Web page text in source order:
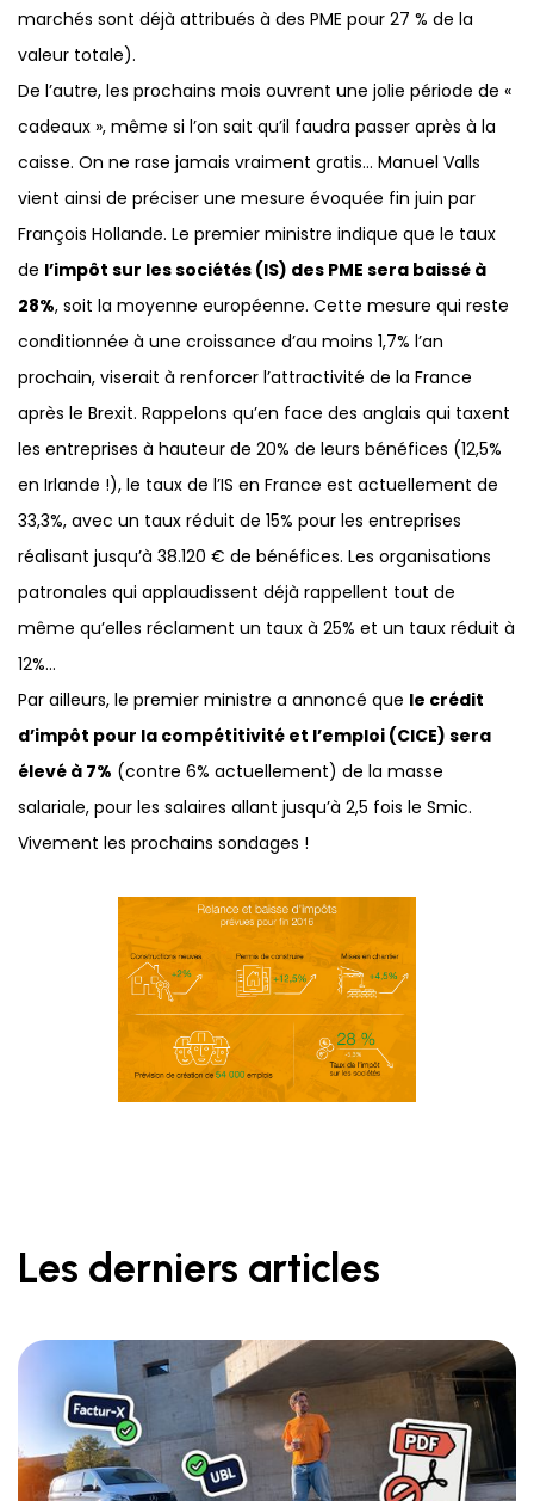
marchés sont déjà attribués à des PME pour 27 % de la
valeur totale).
De l’autre, les prochains mois ouvrent une jolie période de «
cadeaux », même si l’on sait qu’il faudra passer après à la
caisse. On ne rase jamais vraiment gratis… Manuel Valls
vient ainsi de préciser une mesure évoquée fin juin par
François Hollande. Le premier ministre indique que le taux
de l’impôt sur les sociétés (IS) des PME sera baissé à
28%, soit la moyenne européenne. Cette mesure qui reste
conditionnée à une croissance d’au moins 1,7% l’an
prochain, viserait à renforcer l’attractivité de la France
après le Brexit. Rappelons qu’en face des anglais qui taxent
les entreprises à hauteur de 20% de leurs bénéfices (12,5%
en Irlande !), le taux de l’IS en France est actuellement de
33,3%, avec un taux réduit de 15% pour les entreprises
réalisant jusqu’à 38.120 € de bénéfices. Les organisations
patronales qui applaudissent déjà rappellent tout de
même qu’elles réclament un taux à 25% et un taux réduit à
12%...
Par ailleurs, le premier ministre a annoncé que le crédit
d’impôt pour la compétitivité et l’emploi (CICE) sera
élevé à 7% (contre 6% actuellement) de la masse
salariale, pour les salaires allant jusqu’à 2,5 fois le Smic.
Vivement les prochains sondages !
Les derniers articles